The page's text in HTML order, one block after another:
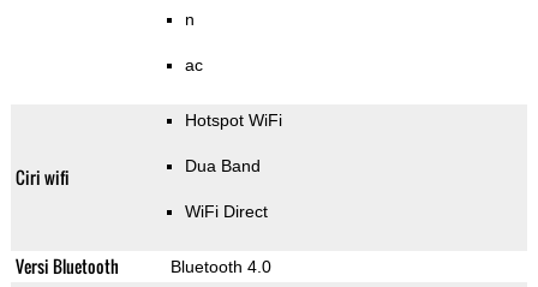
n
ac
Ciri wifi
Hotspot WiFi
Dua Band
WiFi Direct
Versi Bluetooth Bluetooth 4.0